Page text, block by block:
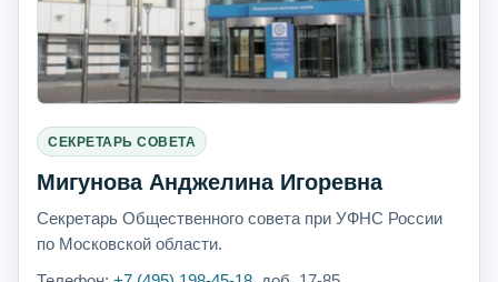
СЕКРЕТАРЬ СОВЕТА
Мигунова Анджелина Игоревна
Секретарь Общественного совета при УФНС России
по Московской области.